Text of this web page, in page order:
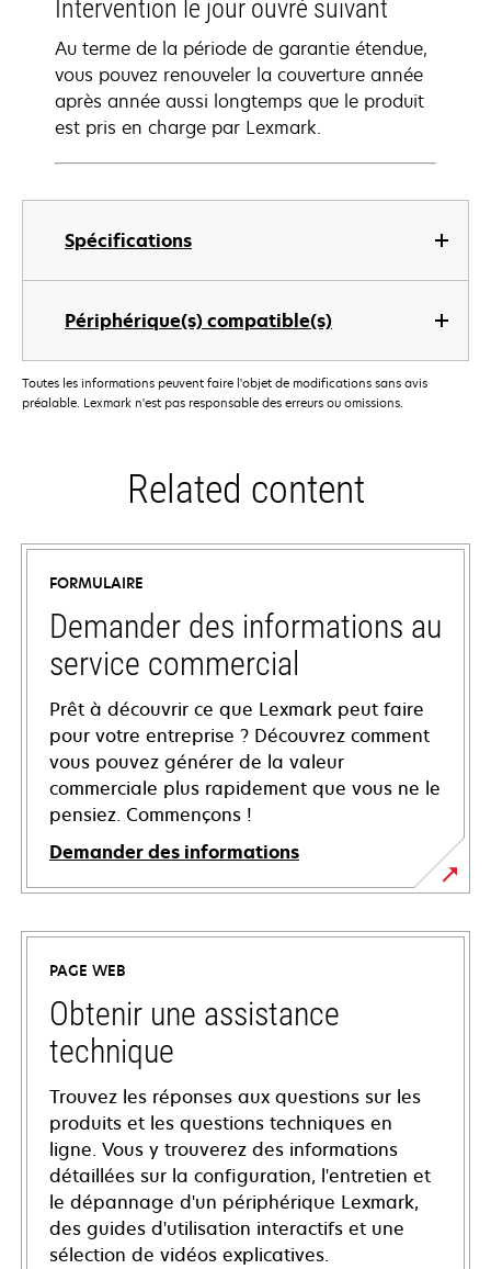
Spécifications
Périphérique(s) compatible(s)
Intervention le jour ouvré suivant
Au terme de la période de garantie étendue,
vous pouvez renouveler la couverture année
après année aussi longtemps que le produit
est pris en charge par Lexmark.
Toutes les informations peuvent faire l'objet de modifications sans avis
préalable. Lexmark n'est pas responsable des erreurs ou omissions.
Related content
FORMULAIRE
Demander des informations au
service commercial
Prêt à découvrir ce que Lexmark peut faire
pour votre entreprise ? Découvrez comment
vous pouvez générer de la valeur
commerciale plus rapidement que vous ne le
pensiez. Commençons !
Demander des informations
PAGE WEB
Obtenir une assistance
technique
Trouvez les réponses aux questions sur les
produits et les questions techniques en
ligne. Vous y trouverez des informations
détaillées sur la configuration, l'entretien et
le dépannage d'un périphérique Lexmark,
des guides d'utilisation interactifs et une
sélection de vidéos explicatives.